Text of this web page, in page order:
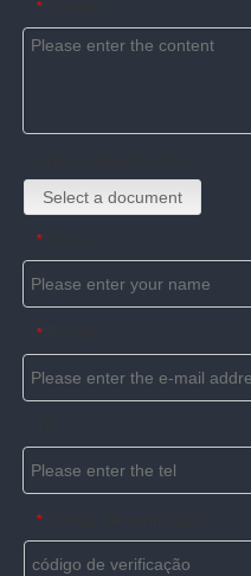
*
Select a document
*
*
*